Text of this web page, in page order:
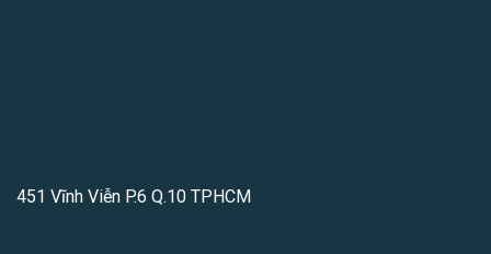
451 Vĩnh Viễn P.6 Q.10 TPHCM